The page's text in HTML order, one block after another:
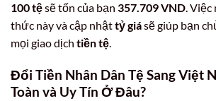
100 tệsẽ tốn của bạn 357.709 VND. Việc
thức này và cập nhậttỷ giásẽ giúp bạn
mọi giao dịch tiền tệ.
Đổi Tiền Nhân Dân Tệ Sang Việt
Toàn và Uy Tín Ở Đâu?